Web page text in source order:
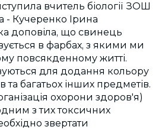
вчитель біології ЗОШ
- Кучеренко Ірина
доповіла, що свинець
в фарбах, з якими ми
повсякденному житті.
для додання кольору
та багатьох інших предметів.
охорони здоров'я)
з тих токсичних
звертати